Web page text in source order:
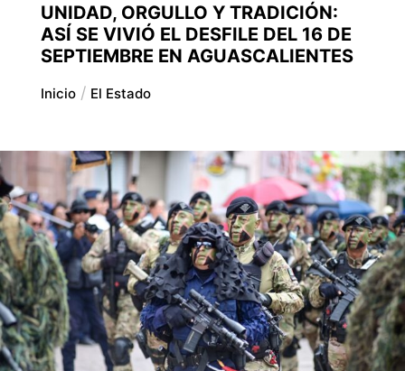
UNIDAD, ORGULLO Y TRADICIÓN:
ASÍ SE VIVIÓ EL DESFILE DEL 16 DE
SEPTIEMBRE EN AGUASCALIENTES
Inicio El Estado